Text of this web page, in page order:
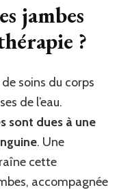
jambes
?
soins du corps
de l’eau.
sont dues à une
. Une
cette
accompagnée